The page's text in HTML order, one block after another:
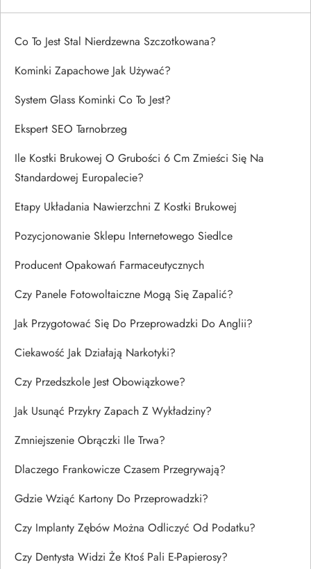
Co To Jest Stal Nierdzewna Szczotkowana?
Kominki Zapachowe Jak Używać?
System Glass Kominki Co To Jest?
Ekspert SEO Tarnobrzeg
Ile Kostki Brukowej O Grubości 6 Cm Zmieści Się Na
Standardowej Europalecie?
Etapy Układania Nawierzchni Z Kostki Brukowej
Pozycjonowanie Sklepu Internetowego Siedlce
Producent Opakowań Farmaceutycznych
Czy Panele Fotowoltaiczne Mogą Się Zapalić?
Jak Przygotować Się Do Przeprowadzki Do Anglii?
Ciekawość Jak Działają Narkotyki?
Czy Przedszkole Jest Obowiązkowe?
Jak Usunąć Przykry Zapach Z Wykładziny?
Zmniejszenie Obrączki Ile Trwa?
Dlaczego Frankowicze Czasem Przegrywają?
Gdzie Wziąć Kartony Do Przeprowadzki?
Czy Implanty Zębów Można Odliczyć Od Podatku?
Czy Dentysta Widzi Że Ktoś Pali E-Papierosy?